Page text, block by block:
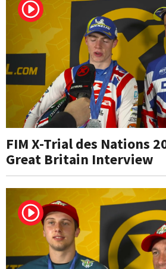
FIM X-Trial des Nations
Great Britain Interview